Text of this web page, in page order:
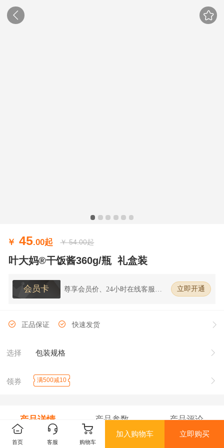
￥ 45.00起 ￥ 54.00起
叶大妈®干饭酱360g/瓶 礼盒装
会员卡
尊享会员价、24小时在线客服、7
立即开通
正品保证 快速发货
选择 包装规格
领券 满500减10
产品详情 产品参数 产品评论
首页 客服 购物车
加入购物车 立即购买